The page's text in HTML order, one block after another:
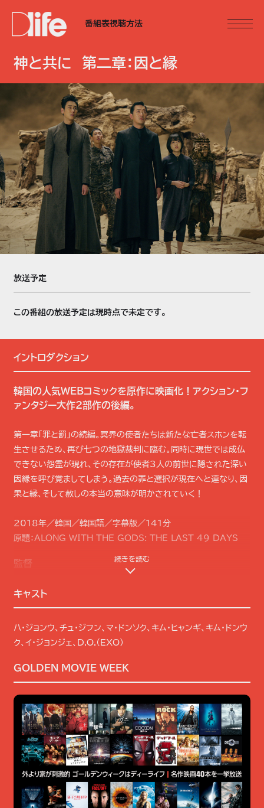
番組表視聴方法
神と共に 第二章：因と縁
放送予定
この番組の放送予定は現時点で未定です。
イントロダクション
韓国の人気WEBコミックを原作に映画化！アクション・フ
ァンタジー大作2部作の後編。
第一章「罪と罰」の続編。冥界の使者たちは新たな亡者スホンを転
生させるため、再び七つの地獄裁判に臨む。同時に現世では成仏
できない怨霊が現れ、その存在が使者3人の前世に隠された深い
因縁を呼び覚ましてしまう。過去の罪と選択が現在へと連なり、因
果と縁、そして赦しの本当の意味が明かされていく！
2018年／韓国／韓国語／字幕版／141分
原題：ALONG WITH THE GODS: THE LAST 49 DAYS
監督
キム・ヨンファ
続きを読む
キャスト
ハ・ジョンウ、チュ・ジフン、マ・ドンソク、キム・ヒャンギ、キム・ドンウ
ク、イ・ジョンジェ、D.O.（EXO）
GOLDEN MOVIE WEEK